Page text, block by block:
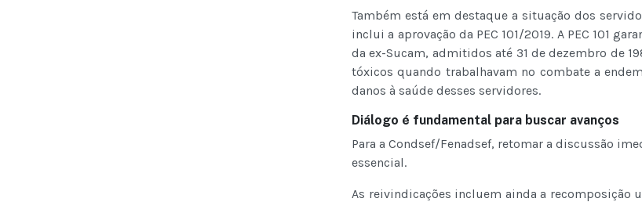
Também está em destaque a situação dos
inclui a aprovação da PEC 101/2019. A PEC 101
da ex-Sucam, admitidos até 31 de dezembro de
tóxicos quando trabalhavam no combate a
danos à saúde desses servidores.
Diálogo é fundamental para buscar avanços
Para a Condsef/Fenadsef, retomar a discussão
essencial.
As reivindicações incluem ainda a recomposição